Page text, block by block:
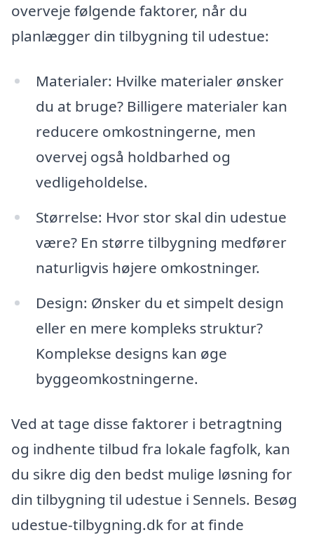
overveje følgende faktorer, når du
planlægger din tilbygning til udestue:
Materialer: Hvilke materialer ønsker
du at bruge? Billigere materialer kan
reducere omkostningerne, men
overvej også holdbarhed og
vedligeholdelse.
Størrelse: Hvor stor skal din udestue
være? En større tilbygning medfører
naturligvis højere omkostninger.
Design: Ønsker du et simpelt design
eller en mere kompleks struktur?
Komplekse designs kan øge
byggeomkostningerne.
Ved at tage disse faktorer i betragtning
og indhente tilbud fra lokale fagfolk, kan
du sikre dig den bedst mulige løsning for
din tilbygning til udestue i Sennels. Besøg
udestue-tilbygning.dk for at finde